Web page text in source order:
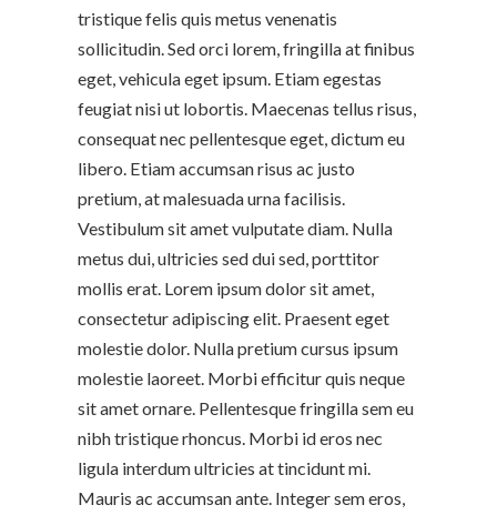
tristique felis quis metus venenatis
sollicitudin. Sed orci lorem, fringilla at finibus
eget, vehicula eget ipsum. Etiam egestas
feugiat nisi ut lobortis. Maecenas tellus risus,
consequat nec pellentesque eget, dictum eu
libero. Etiam accumsan risus ac justo
pretium, at malesuada urna facilisis.
Vestibulum sit amet vulputate diam. Nulla
metus dui, ultricies sed dui sed, porttitor
mollis erat. Lorem ipsum dolor sit amet,
consectetur adipiscing elit. Praesent eget
molestie dolor. Nulla pretium cursus ipsum
molestie laoreet. Morbi efficitur quis neque
sit amet ornare. Pellentesque fringilla sem eu
nibh tristique rhoncus. Morbi id eros nec
ligula interdum ultricies at tincidunt mi.
Mauris ac accumsan ante. Integer sem eros,